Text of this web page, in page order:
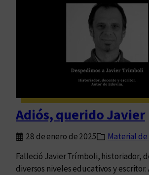
Adiós, querido Javier
28 de enero de 2025
Material de
Falleció Javier Trímboli, historiador,
diversos niveles educativos y escritor.